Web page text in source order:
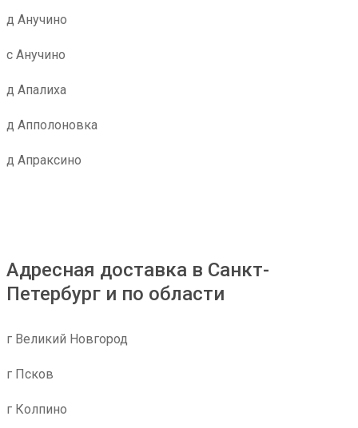
д Анучино
с Анучино
д Апалиха
д Апполоновка
д Апраксино
Адресная доставка в Санкт-
Петербург и по области
г Великий Новгород
г Псков
г Колпино